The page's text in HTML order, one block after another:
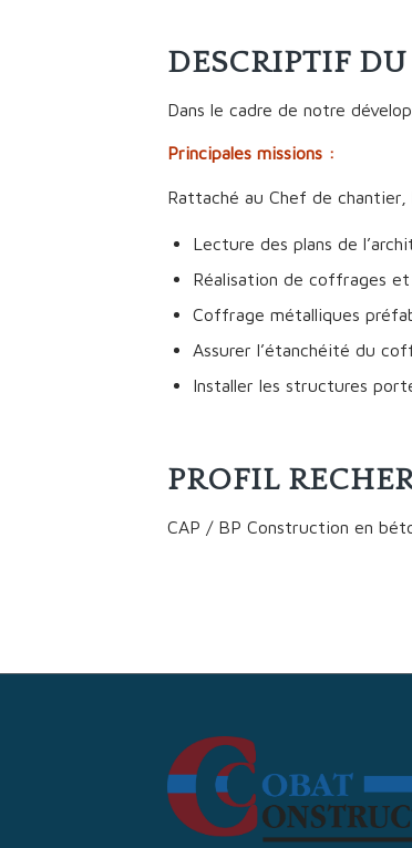
DESCRIPTIF DU
Dans le cadre de notre
Principales missions :
Rattaché au Chef de
Lecture des plans de
Réalisation de coffrages
Coffrage métalliques
Assurer l’étanchéité du
Installer les structures
PROFIL
CAP / BP Construction en